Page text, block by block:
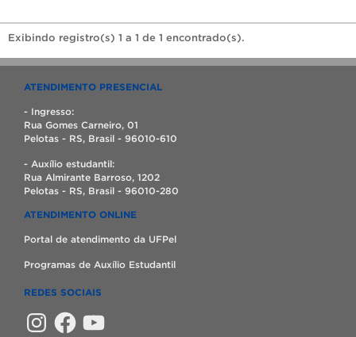
Exibindo registro(s) 1 a 1 de 1 encontrado(s).
ATENDIMENTO PRESENCIAL
- Ingresso:
Rua Gomes Carneiro, 01
Pelotas - RS, Brasil - 96010-610
- Auxílio estudantil:
Rua Almirante Barroso, 1202
Pelotas - RS, Brasil - 96010-280
ATENDIMENTO ONLINE
Portal de atendimento da UFPel
Programas de Auxílio Estudantil
REDES SOCIAIS
InstagramFacebookYouTube